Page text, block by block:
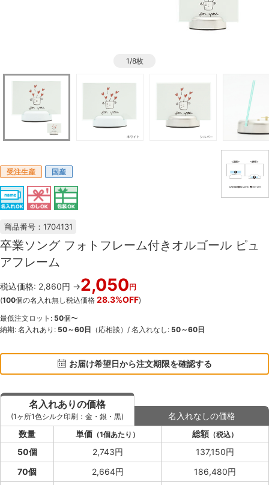
1/8枚
受注生産 国産
商品番号：1704131
卒業ソング フォトフレーム付きオルゴール ピュ
アフレーム
税込価格: 2,860円 →2,050円
(100個の名入れ無し税込価格 28.3%OFF)
最低注文ロット: 50個〜
納期: 名入れあり: 50～60日 （応相談）/ 名入れなし: 50～60日
お届け希望日から注文期限を確認する
名入れありの価格
(1ヶ所1色シルク印刷：金・銀・黒)
名入れなしの価格
数量
単価 （1個あたり） 総額 （税込）
50個 2,743円
137,150円
70個
2,664円
186,480円